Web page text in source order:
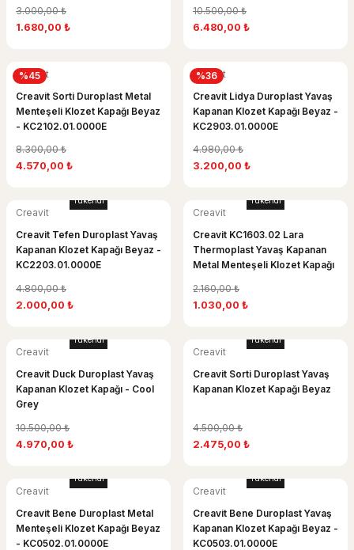
3.000,00 ₺
1.680,00 ₺
10.500,00 ₺
6.480,00 ₺
%45
Creavit
Creavit Sorti Duroplast Metal
Menteşeli Klozet Kapağı Beyaz
- KC2102.01.0000E
8.300,00 ₺
4.570,00 ₺
%36
Creavit
Creavit Lidya Duroplast Yavaş
Kapanan Klozet Kapağı Beyaz -
KC2903.01.0000E
4.980,00 ₺
3.200,00 ₺
Tükendi
Creavit
Creavit Tefen Duroplast Yavaş
Kapanan Klozet Kapağı Beyaz -
KC2203.01.0000E
4.800,00 ₺
2.000,00 ₺
Tükendi
Creavit
Creavit KC1603.02 Lara
Thermoplast Yavaş Kapanan
Metal Menteşeli Klozet Kapağı
2.160,00 ₺
1.030,00 ₺
Tükendi
Creavit
Creavit Duck Duroplast Yavaş
Kapanan Klozet Kapağı - Cool
Grey
10.500,00 ₺
4.970,00 ₺
Tükendi
Creavit
Creavit Sorti Duroplast Yavaş
Kapanan Klozet Kapağı Beyaz
4.500,00 ₺
2.475,00 ₺
Tükendi
Creavit
Creavit Bene Duroplast Metal
Menteşeli Klozet Kapağı Beyaz
- KC0502.01.0000E
Tükendi
Creavit
Creavit Bene Duroplast Yavaş
Kapanan Klozet Kapağı Beyaz -
KC0503.01.0000E